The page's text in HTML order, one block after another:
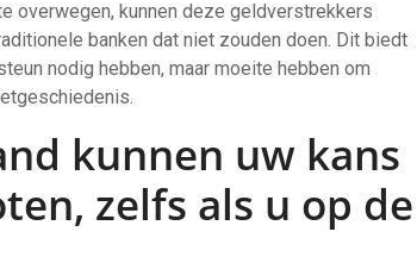
overwegen, kunnen deze geldverstrekkers
banken dat niet zouden doen. Dit biedt
nodig hebben, maar moeite hebben om
kunnen uw kans
zelfs als u op de